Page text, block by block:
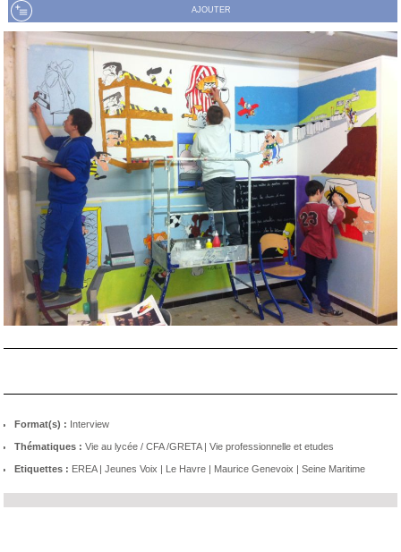
AJOUTER
Format(s) : Interview
Thématiques : Vie au lycée / CFA /GRETA| Vie professionnelle et etudes
Etiquettes : EREA| Jeunes Voix | Le Havre | Maurice Genevoix | Seine Maritime